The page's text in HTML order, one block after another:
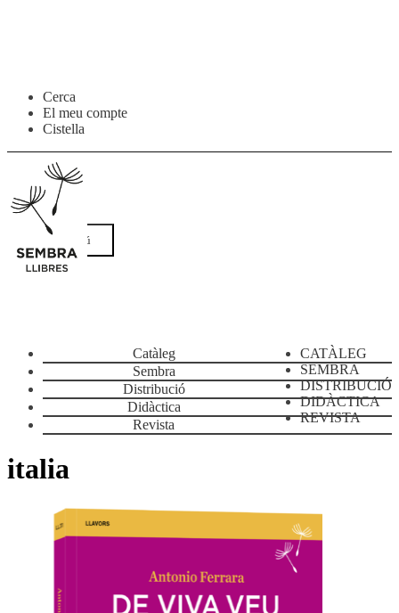
Salta
navegació
contingut
Cerca
El meu compte
Cistella
Menú
CATÀLEG
SEMBRA
DISTRIBUCIÓ
DIDÀCTICA
REVISTA
Catàleg
Sembra
Distribució
Didàctica
Revista
italia